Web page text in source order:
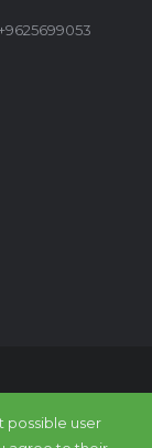
WithinThe
possible user